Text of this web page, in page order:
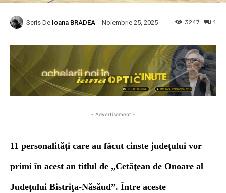
Scris De Ioana BRADEA Noiembrie 25, 2025 1
3247
- Advertisement -
11 personalități care au făcut cinste județului vor
primi în acest an titlul de „Cetăţean de Onoare al
Judeţului Bistriţa-Năsăud”. Între aceste